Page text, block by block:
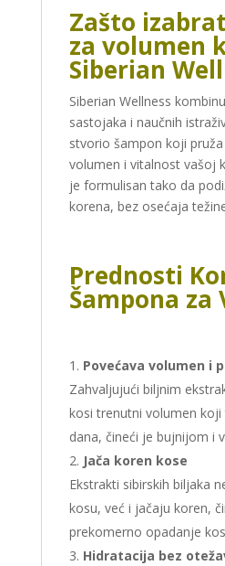
Zašto
za volumen
Siberian
Siberian Wellness
sastojaka i naučnih
stvorio šampon koji
volumen i vitalnost vašoj
je formulisan tako da
korena, bez osećaja
Prednosti
Šampona za
Povećava volumen i
Zahvaljujući biljnim
kosi trenutni volumen
dana, čineći je bujnijom i
Jača koren kose
Ekstrakti sibirskih biljaka
kosu, već i jačaju koren,
prekomerno opadanje
Hidratacija bez